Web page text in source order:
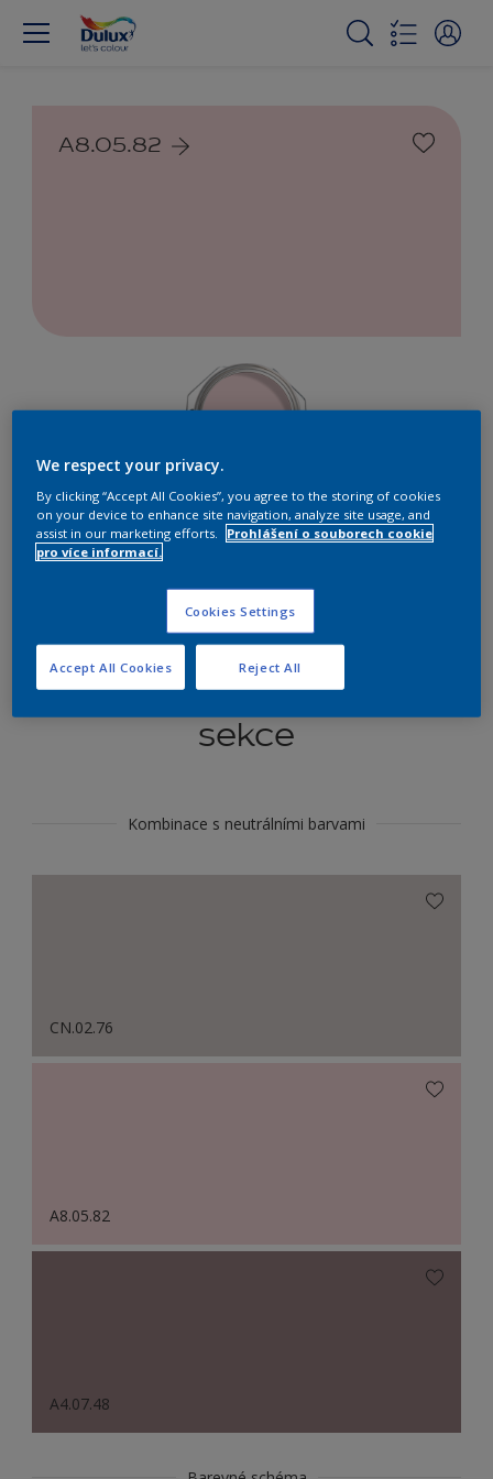
A8.05.82
Najít výrobek v tomto odstínu
Koordinovat barevné
sekce
Kombinace s neutrálními barvami
CN.02.76
A8.05.82
A4.07.48
We respect your privacy.
By clicking “Accept All Cookies”, you agree to the storing of cookies
on your device to enhance site navigation, analyze site usage, and
assist in our marketing efforts.
Prohlášení o souborech cookie
pro více informací.
Cookies Settings
Reject All
Accept All Cookies